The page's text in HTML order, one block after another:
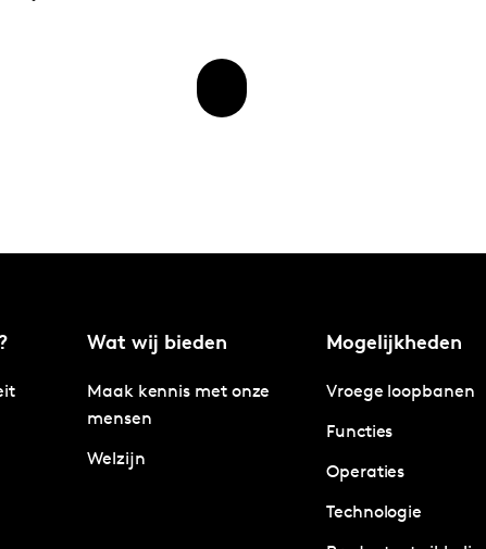
Wat wij bieden
Maak kennis met onze
mensen
Welzijn
Mogelijkheden
Vroege loopbanen
Functies
Operaties
Technologie